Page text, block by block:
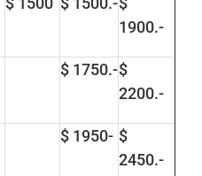
1900.-
$ 1750.-$
2200.-
$ 1950- $
2450.-